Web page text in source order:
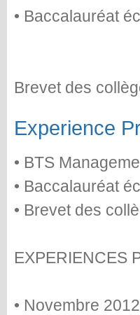
• Baccalauréat
Brevet des
Experience
• BTS
• Baccalauréat
• Brevet des
EXPERIENCES
• Novembre